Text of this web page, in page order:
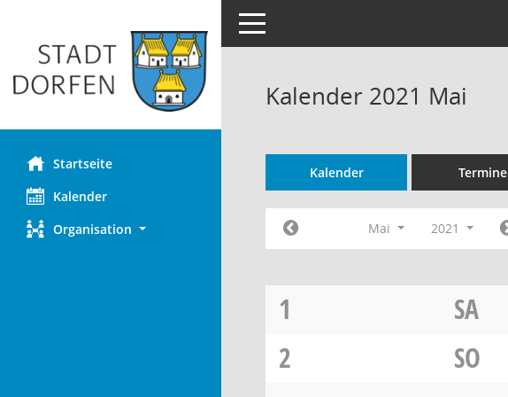
Startseite
Kalender
Organisation
Toggle navigation
Kalender 2021 Mai
Kalender Termine
Mai 2021
1
SA
2
SO